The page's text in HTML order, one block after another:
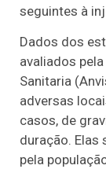
seguintes à
Dados dos
avaliados
Sanitaria
adversas
casos, de
duração. Elas
pela